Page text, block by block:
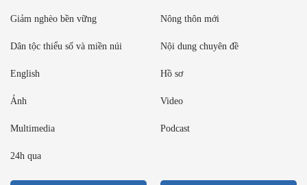
Giảm nghèo bền vững Nông thôn mới
Dân tộc thiểu số và miền núi Nội dung chuyên đề
English Hồ sơ
Ảnh Video
Multimedia Podcast
24h qua